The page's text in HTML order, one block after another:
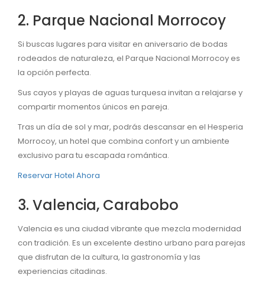
2. Parque Nacional Morrocoy
Si buscas lugares para visitar en aniversario de bodas
rodeados de naturaleza, el Parque Nacional Morrocoy es
la opción perfecta.
Sus cayos y playas de aguas turquesa invitan a relajarse y
compartir momentos únicos en pareja.
Tras un día de sol y mar, podrás descansar en el Hesperia
Morrocoy, un hotel que combina confort y un ambiente
exclusivo para tu escapada romántica.
Reservar Hotel Ahora
3. Valencia, Carabobo
Valencia es una ciudad vibrante que mezcla modernidad
con tradición. Es un excelente destino urbano para parejas
que disfrutan de la cultura, la gastronomía y las
experiencias citadinas.